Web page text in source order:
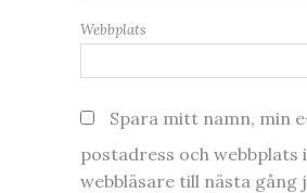
Webbplats
Spara mitt namn, min
postadress och webbplats
webbläsare till nästa gång